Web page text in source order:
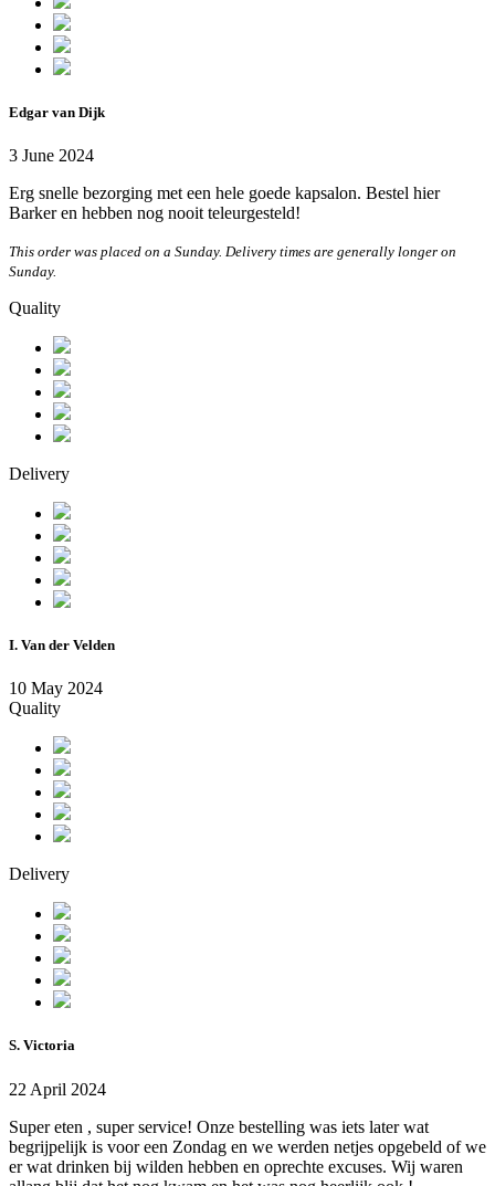
Edgar van Dijk
3 June 2024
Erg snelle bezorging met een hele goede kapsalon. Bestel hier
Barker en hebben nog nooit teleurgesteld!
This order was placed on a Sunday. Delivery times are generally longer on
Sunday.
Quality
Delivery
I. Van der Velden
10 May 2024
Quality
Delivery
S. Victoria
22 April 2024
Super eten , super service! Onze bestelling was iets later wat
begrijpelijk is voor een Zondag en we werden netjes opgebeld of we
er wat drinken bij wilden hebben en oprechte excuses. Wij waren